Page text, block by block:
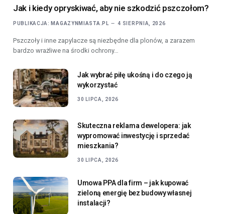
Jak i kiedy opryskiwać, aby nie szkodzić pszczołom?
PUBLIKACJA: MAGAZYNMIASTA.PL 4 SIERPNIA, 2026
Pszczoły i inne zapylacze są niezbędne dla plonów, a zarazem
bardzo wrażliwe na środki ochrony…
Jak wybrać piłę ukośną i do czego ją
wykorzystać
30 LIPCA, 2026
Skuteczna reklama dewelopera: jak
wypromować inwestycję i sprzedać
mieszkania?
30 LIPCA, 2026
Umowa PPA dla firm – jak kupować
zieloną energię bez budowy własnej
instalacji?